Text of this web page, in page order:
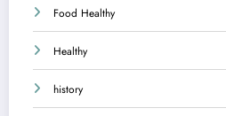
Food Healthy
Healthy
history